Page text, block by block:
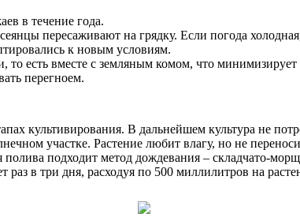
в течение года.
пересаживают на грядку. Если погода
к новым условиям.
то есть вместе с земляным комом, что
перегноем.
культивирования. В дальнейшем культура не
участке. Растение любит влагу, но не
подходит метод дождевания – складчато-
раз в три дня, расходуя по 500 миллилитров на